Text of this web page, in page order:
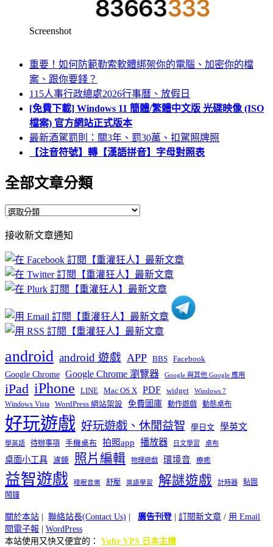
Screenshot
重要！如何防範勒索軟體綁架你的電腦、加密你的檔
案、跟你要錢？
115人事行政總處2026行事曆、放假日
[免費下載] Windows 11 簡體/繁體中文版 光碟映像 (ISO
檔案) 官方網站正式版本
最新酒駕罰則：關3年、罰30萬、扣駕照牌照
【注音符號】轉【漢語拼音】字母對照表
全部文章分類
全
文
章
分
類
接收新文章通知
android android 遊戲 APP BBS Facebook
Google Chrome Google Chrome 瀏覽器 Google 與其他 Google 應用
iPad iPhone LINE Mac OS X PDF widget Windows 7
Windows Vista WordPress 網站架設 免費圖庫 動作遊戲 動態桌布
好玩遊戲 好玩遊戲、休閒益智 學日文 學英文
學英語 待辦事項 手機桌布 拍照app 播放器 日文學習 桌布
桌面小工具 濾鏡 照片編輯 物理遊戲 環境音 療癒
益智遊戲 睡眠音樂 舒壓 英語學習 解謎遊戲 計時器
貼圖
鬧鐘
關於本站 | 聯絡站長(Contact Us) | 廣告刊登| 訂閱新文章 / 用 Email
閱電子報 | WordPress
本站使用又快又便宜的： Vultr VPS 日本主機